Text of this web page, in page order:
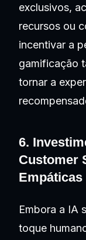
exclusivos,
recursos ou
incentivar a
gamificação
tornar a
6.
Customer
Empáticas
Embora a IA
toque